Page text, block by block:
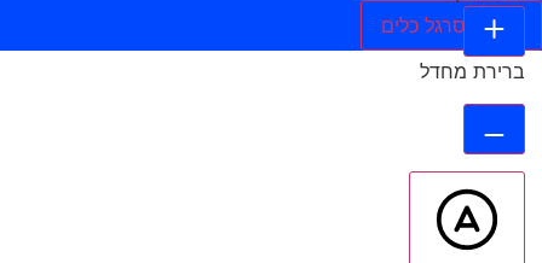
הסתר סרגל כלים
ברירת מחדל